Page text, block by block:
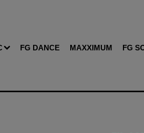
FG DANCE MAXXIMUM FG